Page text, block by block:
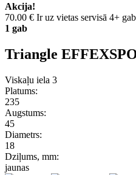
Akcija!
70.00 € Ir uz vietas servisā 4+
1 gab
Triangle
Viskaļu iela 3
Platums:
235
Augstums:
45
Diametrs:
18
Dziļums, mm:
jaunas